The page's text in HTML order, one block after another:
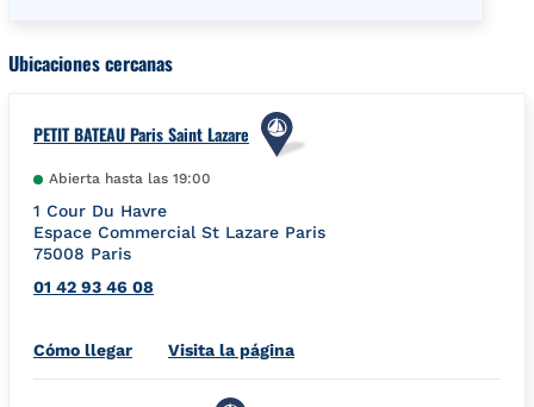
Ubicaciones cercanas
PETIT BATEAU Paris Saint Lazare
Abierta hasta las 19:00
1 Cour Du Havre
Espace Commercial St Lazare Paris
75008 Paris
01 42 93 46 08
Cómo llegarLink Opens in New Tab
Visita la página